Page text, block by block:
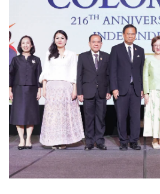
กรมเชื้อเพลิงธรรมชาติ
สำนักงานนโยบายและแผนพลังงาน
การให้บริการ
คู่มือประชาชน
คู่มือหรือมาตรฐานการปฏิบัติงาน